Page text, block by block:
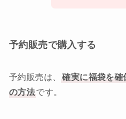
予約販売で購入する
予約販売は、
確実に福袋を確
の方法です。